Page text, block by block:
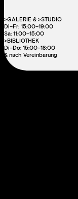
>GALERIE & >STUDIO
Di–Fr: 15:00–19:00
Sa: 11:00–15:00
>BIBLIOTHEK
Di–Do: 15:00–18:00
& nach Vereinbarung